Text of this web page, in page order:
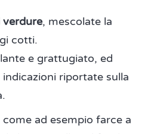
verdure, mescolate la
cotti.
e grattugiato, ed
riportate sulla
ad esempio farce a